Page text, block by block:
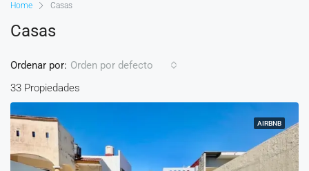
Home Casas
Casas
33 Propiedades
Ordenar por: Orden por defecto
AIRBNB